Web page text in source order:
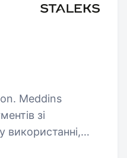
зі
використанні,